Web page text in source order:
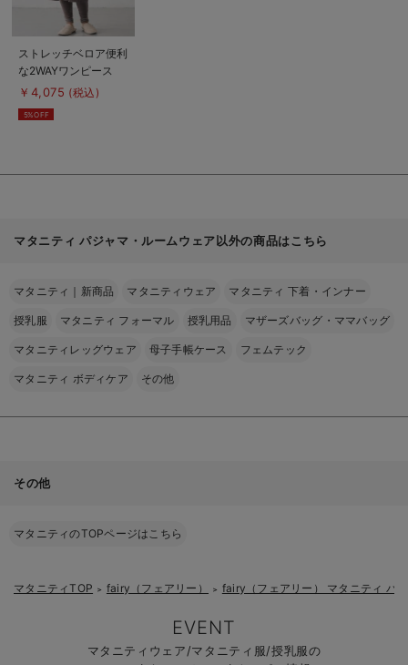
商
品
詳
細
を
見
る
ストレッチベロア便利
な2WAYワンピース
fairy（フェアリー）
パジャマ マタニテ
ィ・産後 【出産後も
￥4,075 (税込)
5%OFF
マタニティ パジャマ・ルームウェア以外の商品はこちら
マタニティ｜新商品 マタニティウェア マタニティ 下着・インナー
授乳服 マタニティ フォーマル 授乳用品 マザーズバッグ・ママバッグ
マタニティレッグウェア 母子手帳ケース フェムテック
マタニティ ボディケア その他
その他
マタニティのTOPページはこちら
マタニティTOP ＞ fairy（フェアリー） ＞ fairy（フェアリー） マタニティ パ
EVENT
マタニティウェア/マタニティ服/授乳服の